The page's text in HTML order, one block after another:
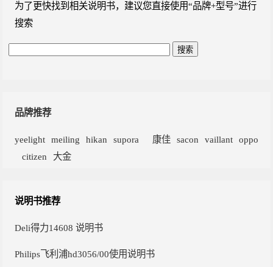
为了更快找到相关说明书，建议您直接使用“品牌+型号”进行
搜索
品牌推荐
yeelight meiling hikan supora 康佳 sacon vaillant
oppo
citizen
大金
说明书推荐
Deli得力14608 说明书
Philips飞利浦hd3056/00使用说明书